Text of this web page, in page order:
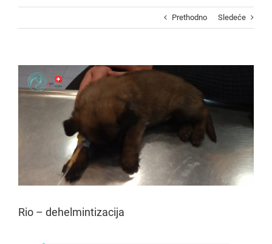
Prethodno Sledeće
Larger
Image
Rio – dehelmintizacija